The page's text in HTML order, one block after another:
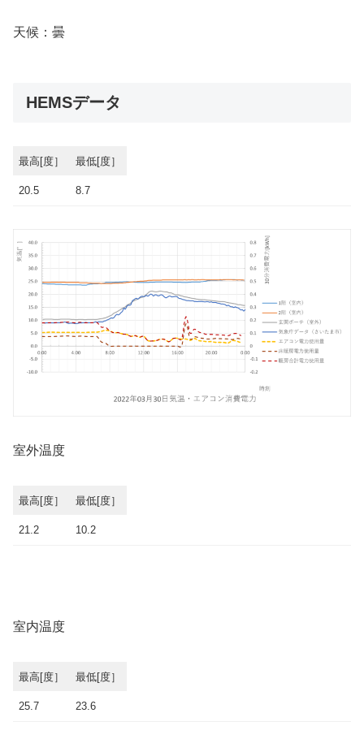
天候：曇
HEMSデータ
最高[度］ 最低[度］
20.5 8.7
室外温度
最高[度］ 最低[度］
21.2 10.2
室内温度
最高[度］ 最低[度］
25.7 23.6